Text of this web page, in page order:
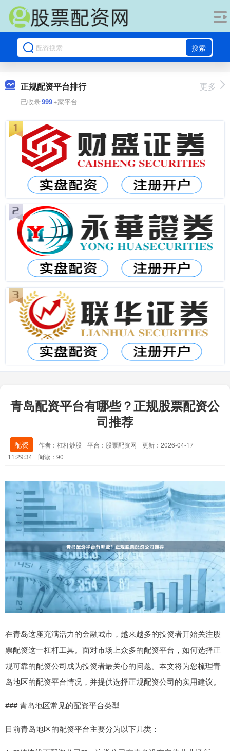
搜索
正规配资平台排行
已收录999+家平台
更多
青岛配资平台有哪些？正规股票配资公
司推荐
配资 作者：杠杆炒股 平台：股票配资网
更新：2026-04-17
11:29:34
阅读：90
在青岛这座充满活力的金融城市，越来越多的投资者开始关注股
票配资这一杠杆工具。面对市场上众多的配资平台，如何选择正
规可靠的配资公司成为投资者最关心的问题。本文将为您梳理青
岛地区的配资平台情况，并提供选择正规配资公司的实用建议。
### 青岛地区常见的配资平台类型
目前青岛地区的配资平台主要分为以下几类：